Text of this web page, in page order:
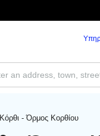
Κόρθι - Όρμος Κορθίου